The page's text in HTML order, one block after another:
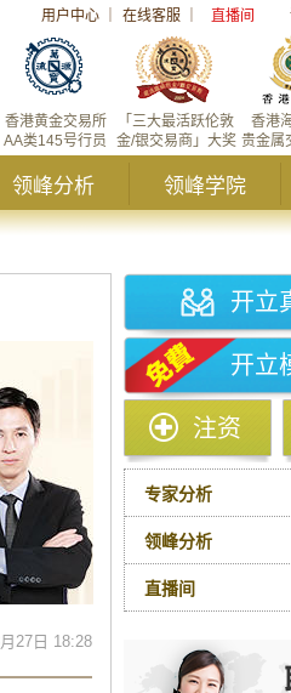
用户中心 在线客服 直播间
香港
贵金属
「三大最活跃伦敦
金/银交易商」大奖
香港黄金交易所
AA类145号行员
领峰分析 领峰学院
27日 18:28
开立
开立
注资
专家分析
领峰分析
直播间